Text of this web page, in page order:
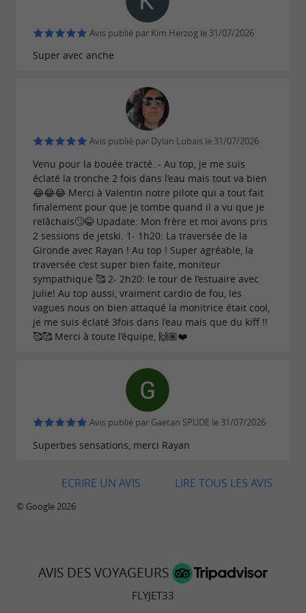
nécessaire (gilet, combinaison).
BOUÉES TRACTÉES
Glissez sur l'eau à toute vitesse ! Fous rires et
adrénaline garantis.
Notre puissant bateau permet de tracter une
Airstream 6 places de nouvelle génération (vous
êtes allongés) ou une Banane 10 places (vous
êtes assis), pour vous faire vivre des sensations
uniques...
JET SKI AVEC PERMIS
Si vous avez le permis bateaux de plaisance à
moteur option « côtière », vous pouvez louer
l'une de nos machines. Yamaha VX 100cv et la
100cv ou 170cv
LOCATION DE BATEAUX SANS PERMIS
Vous n'avez pas le permis bateau ?
Aucun problème, arborer la casquette du
commandant à bord de notre bateau 6 places
LOCATION DE BATEAUX AVEC PERMIS
Avis publié par Kim Herzog le 31/07/2026
Super avec anche
Avis publié par Dylan Lubais le 31/07/2026
Venu pour la bouée tracté..- Au top, je me suis
éclaté la tronche 2 fois dans l’eau mais tout va bien
😂😂😂 Merci à Valentin notre pilote qui a tout fait
finalement pour que je tombe quand il a vu que je
relâchais🙄😂 Upadate: Mon frère et moi avons pris
2 sessions de jetski. 1- 1h20: La traversée de la
Gironde avec Rayan ! Au top ! Super agréable, la
traversée c’est super bien faite, moniteur
sympathique 🥰 2- 2h20: le tour de l’estuaire avec
Julie! Au top aussi, vraiment cardio de fou, les
vagues nous on bien attaqué la monitrice était cool,
je me suis éclaté 3fois dans l’eau mais que du kiff !!
🥰🥰 Merci à toute l’équipe, 🙌🏽❤️
Avis publié par Gaetan SPUDE le 31/07/2026
Superbes sensations, merci Rayan
LIRE TOUS LES AVIS
ECRIRE UN AVIS
© Google 2026
AVIS DES VOYAGEURS
FLYJET33